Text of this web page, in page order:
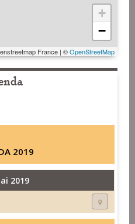
+
−
France | ©OpenStreetMap
2019
2019